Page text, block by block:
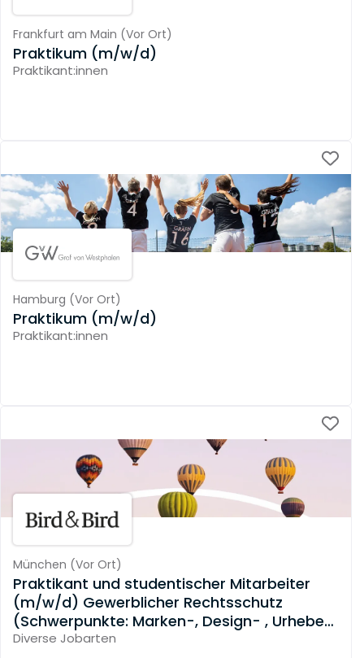
Frankfurt am Main (Vor Ort)
Praktikum (m/w/d)
Praktikant:innen
Hamburg (Vor Ort)
Praktikum (m/w/d)
Praktikant:innen
München (Vor Ort)
Praktikant und studentischer Mitarbeiter
(m/w/d) Gewerblicher Rechtsschutz
(Schwerpunkte: Marken-, Design- , Urheber-
und Wettbewerbsrecht)
Diverse Jobarten